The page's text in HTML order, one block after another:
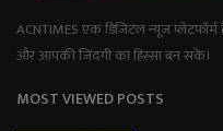
ACNTIMES एक डिजिटल न्यूज
और आपकी जिंदगी का हिस्सा बन सकें।
MOST VIEWED POSTS